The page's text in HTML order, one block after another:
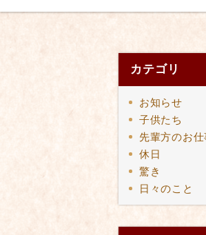
カテゴリ
お知らせ
子供たち
先輩方のお仕
休日
驚き
日々のこと